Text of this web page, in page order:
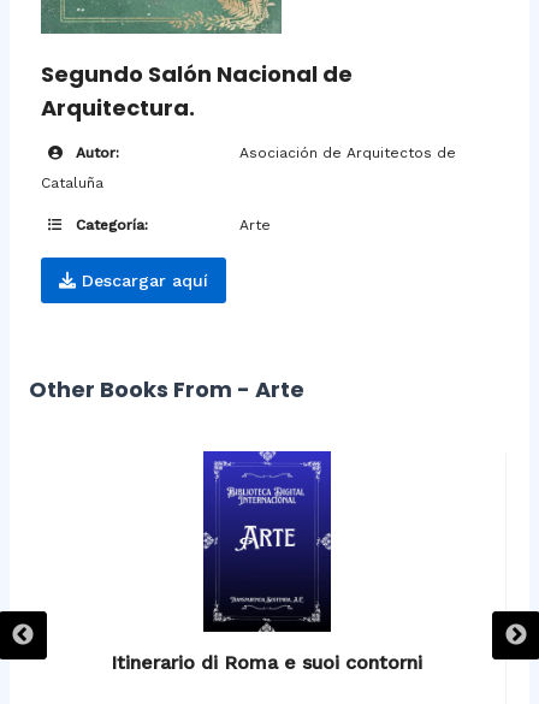
Segundo Salón Nacional de
Arquitectura.
Autor:
Asociación de Arquitectos de
Cataluña
Categoría: Arte
Descargar aquí
Other Books From - Arte
Itinerario di Roma e suoi contorni